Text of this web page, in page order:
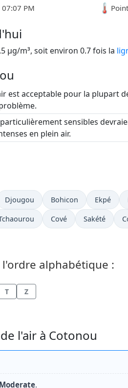
07:07 PM 🌡️
µg/m³, soit environ 0.7 fois la
est acceptable pour la plupart
sensibles
en plein air.
Djougou Bohicon Ekpé
Cové Sakété
alphabétique :
T Z
l'air à Cotonou
Moderate.